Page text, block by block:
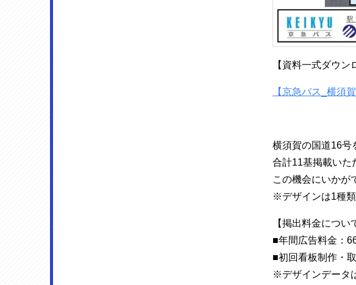
【資料一式ダウン
【京急バス_横須
横須賀の国道16号
合計11基掲載いた
この機会にいかが
※デザインは1種類
【掲出料金につい
■年間広告料金：
■初回看板制作・
※デザインデータ